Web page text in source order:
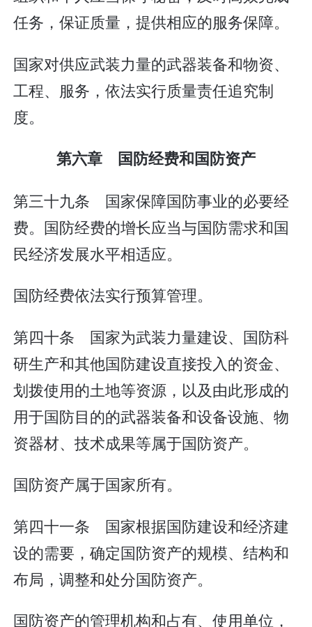
任务，保证质量，提供相应的服务保障。
国家对供应武装力量的武器装备和物资、
工程、服务，依法实行质量责任追究制
度。
第六章 国防经费和国防资产
第三十九条 国家保障国防事业的必要经
费。国防经费的增长应当与国防需求和国
民经济发展水平相适应。
国防经费依法实行预算管理。
第四十条 国家为武装力量建设、国防科
研生产和其他国防建设直接投入的资金、
划拨使用的土地等资源，以及由此形成的
用于国防目的的武器装备和设备设施、物
资器材、技术成果等属于国防资产。
国防资产属于国家所有。
第四十一条 国家根据国防建设和经济建
设的需要，确定国防资产的规模、结构和
布局，调整和处分国防资产。
国防资产的管理机构和占有、使用单位，